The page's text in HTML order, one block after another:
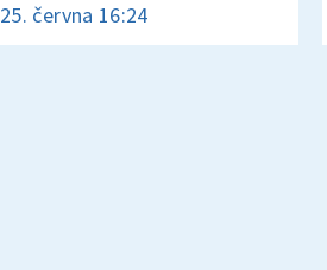
25. června 16:24